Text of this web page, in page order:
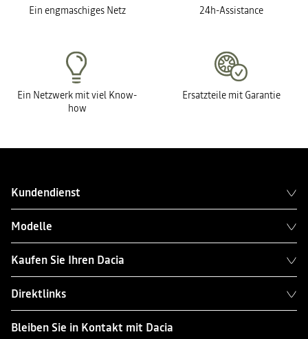
Ein engmaschiges Netz 24h-Assistance
Ein Netzwerk mit viel Know-
how
Ersatzteile mit Garantie
Kundendienst
Modelle
Kaufen Sie Ihren Dacia
Direktlinks
Bleiben Sie in Kontakt mit Dacia